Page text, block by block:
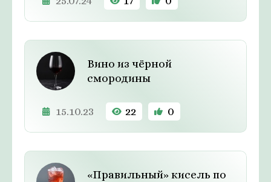
Вино из чёрной
смородины
15.10.23 22 0
«Правильный» кисель по